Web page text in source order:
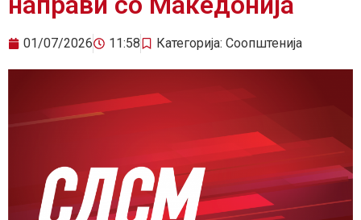
01/07/2026 11:58 Категорија: Соопштенија